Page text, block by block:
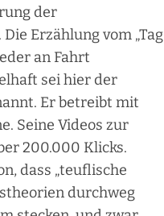
der
Erzählung vom „Tag
an Fahrt
sei hier der
Er betreibt mit
Seine Videos zur
200.000 Klicks.
dass „teuflische
durchweg